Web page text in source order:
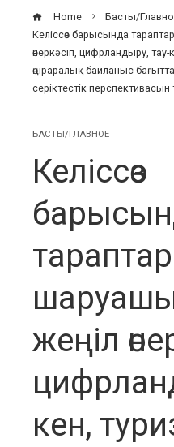
Home
Басты/
Келіссөз барысында
өнеркәсіп, цифрландыру, тау-
өңіраралық байланыс
серіктестік
БАСТЫ/ГЛАВНОЕ
Келіссөз
жеңіл
кен,